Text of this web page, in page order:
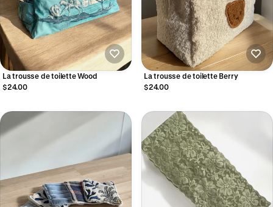
La trousse de toilette Wood
$24.00
La trousse de toilette Berry
$24.00